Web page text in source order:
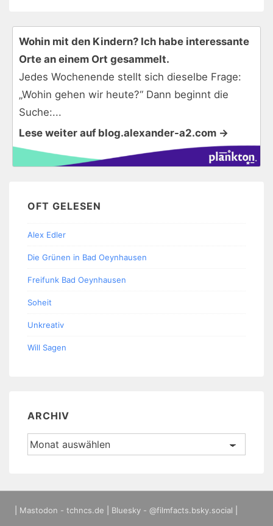
Wohin mit den Kindern? Ich habe interessante
Orte an einem Ort gesammelt.
Jedes Wochenende stellt sich dieselbe Frage:
„Wohin gehen wir heute?“ Dann beginnt die
Suche:...
Lese weiter auf blog.alexander-a2.com →
OFT GELESEN
Alex Edler
Die Grünen in Bad Oeynhausen
Freifunk Bad Oeynhausen
Soheit
Unkreativ
Will Sagen
ARCHIV
Archiv
Mastodon - tchncs.de Bluesky - @filmfacts.bsky.social